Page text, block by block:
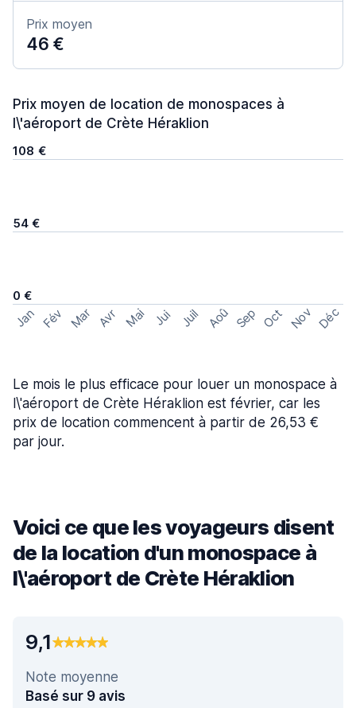
Prix moyen
46 €
Prix moyen de location de monospaces à
l\'aéroport de Crète Héraklion
108 €
54 €
0 €
Jan Fév Mar Avr Mai Jui Juil Aoû Sep Oct Nov Déc
Le mois le plus efficace pour louer un monospace à
l\'aéroport de Crète Héraklion est février, car les
prix de location commencent à partir de 26,53 €
par jour.
Voici ce que les voyageurs disent
de la location d'un monospace à
l\'aéroport de Crète Héraklion
9,1
Note moyenne
Basé sur 9 avis